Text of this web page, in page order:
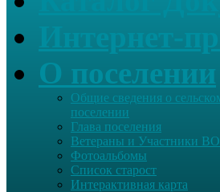
О поселении
Общие сведения о
поселении
Глава поселения
Ветераны и Участники
Фотоальбомы
Список старост
Интерактивная карта